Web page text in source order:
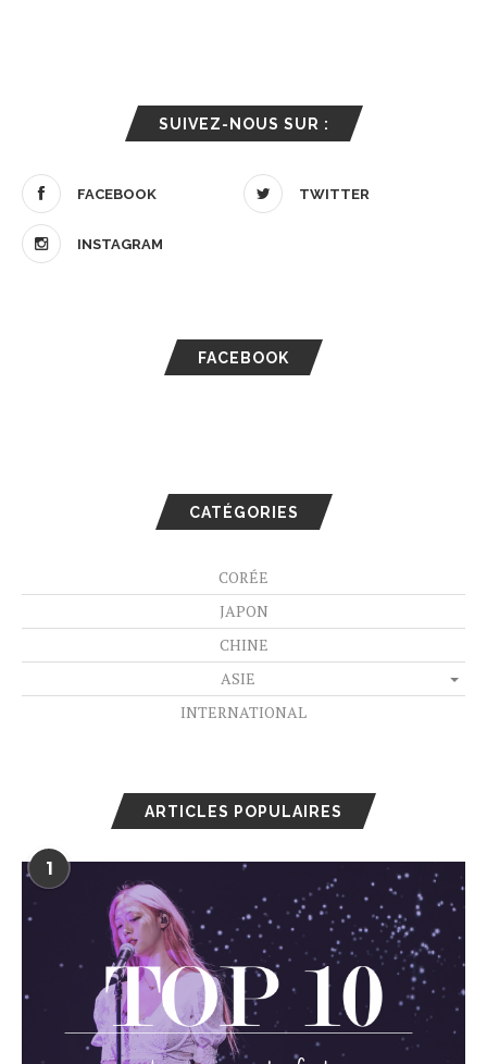
SUIVEZ-NOUS SUR :
FACEBOOK TWITTER
INSTAGRAM
FACEBOOK
CATÉGORIES
CORÉE
JAPON
CHINE
ASIE
INTERNATIONAL
ARTICLES POPULAIRES
1